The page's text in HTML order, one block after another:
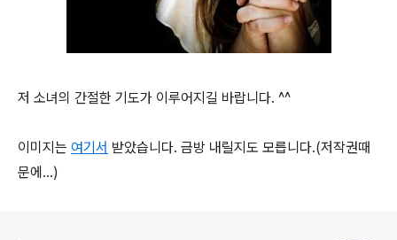
저 소녀의 간절한 기도가 이루어지길 바랍니다. ^^
이미지는 여기서 받았습니다. 금방 내릴지도 모릅니다.(저작권때
문에...)